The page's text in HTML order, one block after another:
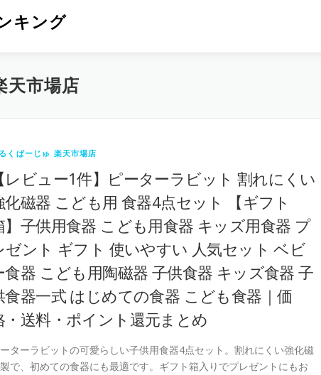
キング
天市場店
くぱーじゅ 楽天市場店
【レビュー1件】ピーターラビット 割れにくい
化磁器 こども用 食器4点セット 【ギフト
】子供用食器 こども用食器 キッズ用食器 プ
ゼント ギフト 使いやすい 人気セット ベビ
食器 こども用陶磁器 子供食器 キッズ食器 子
食器一式 はじめての食器 こども食器｜価
・送料・ポイント還元まとめ
ターラビットの可愛らしい子供用食器4点セット。割れにくい強化磁
で、初めての食器にも最適です。ギフト箱入りでプレゼントにもお